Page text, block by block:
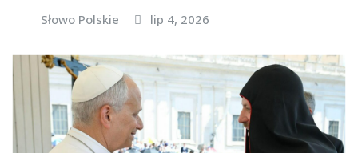
Słowo Polskie lip 4, 2026